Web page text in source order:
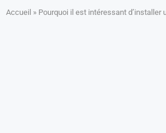
Accueil » Pourquoi il est intéressant d’installer